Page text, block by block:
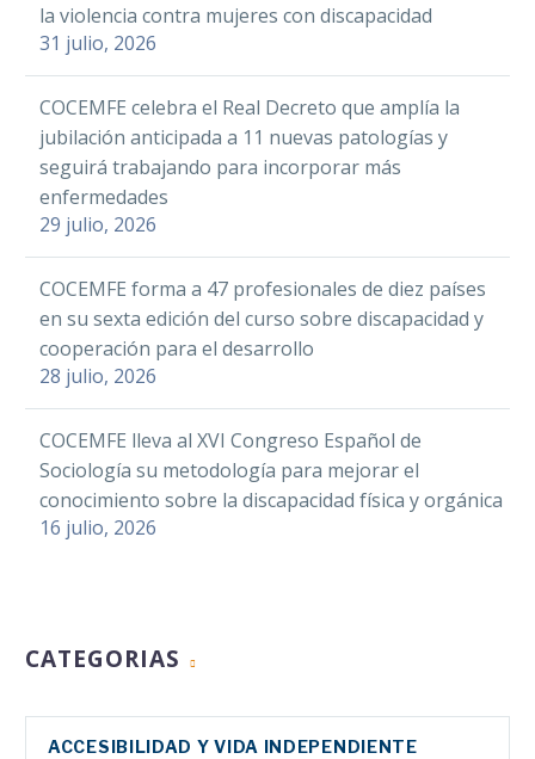
la violencia contra mujeres con discapacidad
31 julio, 2026
COCEMFE celebra el Real Decreto que amplía la
jubilación anticipada a 11 nuevas patologías y
seguirá trabajando para incorporar más
enfermedades
29 julio, 2026
COCEMFE forma a 47 profesionales de diez países
en su sexta edición del curso sobre discapacidad y
cooperación para el desarrollo
28 julio, 2026
COCEMFE lleva al XVI Congreso Español de
Sociología su metodología para mejorar el
conocimiento sobre la discapacidad física y orgánica
16 julio, 2026
CATEGORIAS
ACCESIBILIDAD Y VIDA INDEPENDIENTE